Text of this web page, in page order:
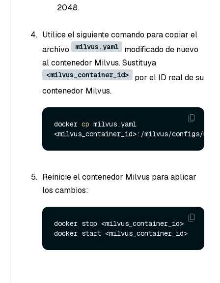
2048.
Utilice el siguiente comando para copiar el
archivo
milvus.yaml
modificado de nuevo
al contenedor Milvus. Sustituya
<milvus_container_id>
por el ID real de su
contenedor Milvus.
docker cp milvus.yaml
Reinicie el contenedor Milvus para aplicar
los cambios:
docker stop <milvus_container_id>